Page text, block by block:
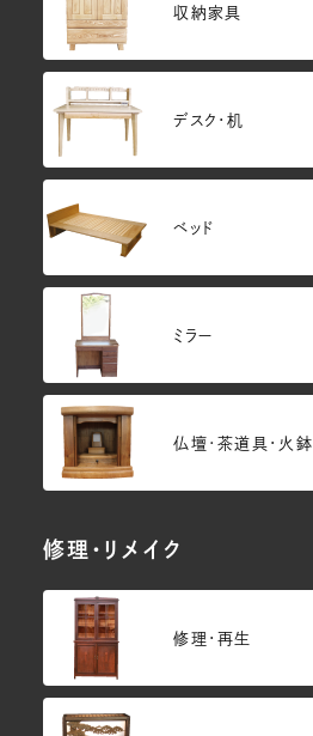
収納家具
デスク・机
ベッド
ミラー
仏壇･茶道具・火鉢
修理・リメイク
修理・再生